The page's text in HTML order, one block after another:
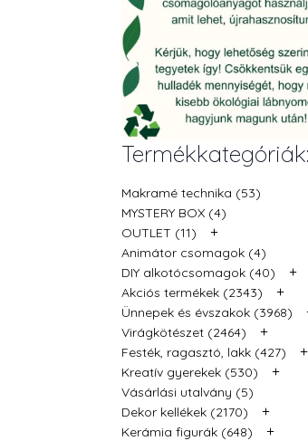
Termékkategóriák:
Makramé technika (53)
MYSTERY BOX (4)
OUTLET (11)
+
Animátor csomagok (4)
DIY alkotócsomagok (40)
+
Akciós termékek (2343) +
Ünnepek és évszakok (3968)
Virágkötészet (2464) +
Festék, ragasztó, lakk (427) +
Kreatív gyerekek (530) +
Vásárlási utalvány (5)
Dekor kellékek (2170)
+
Kerámia figurák (648) +